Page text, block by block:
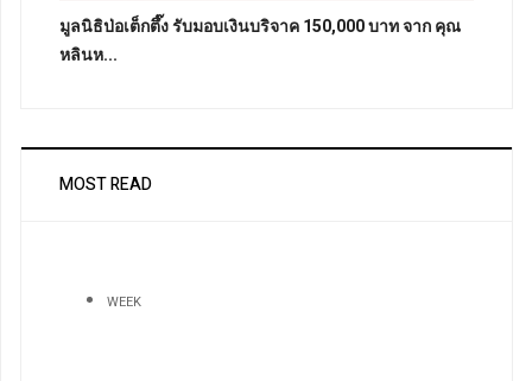
มูลนิธิป่อเต็กตึ๊ง รับมอบเงินบริจาค 150,000 บาท จาก คุณ
หลินห...
MOST READ
WEEK